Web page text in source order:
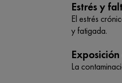
Estrés y
El estrés
y fatigada.
La